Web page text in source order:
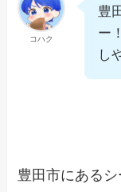
コハク
豊
ー
し
豊田市にある